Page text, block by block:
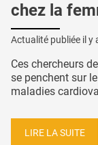
chez la
Actualité publiée il y
Ces chercheurs
se penchent sur
maladies
LIRE LA SUITE